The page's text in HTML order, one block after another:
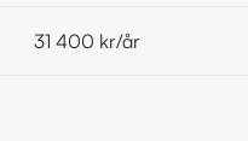
31 400 kr/år